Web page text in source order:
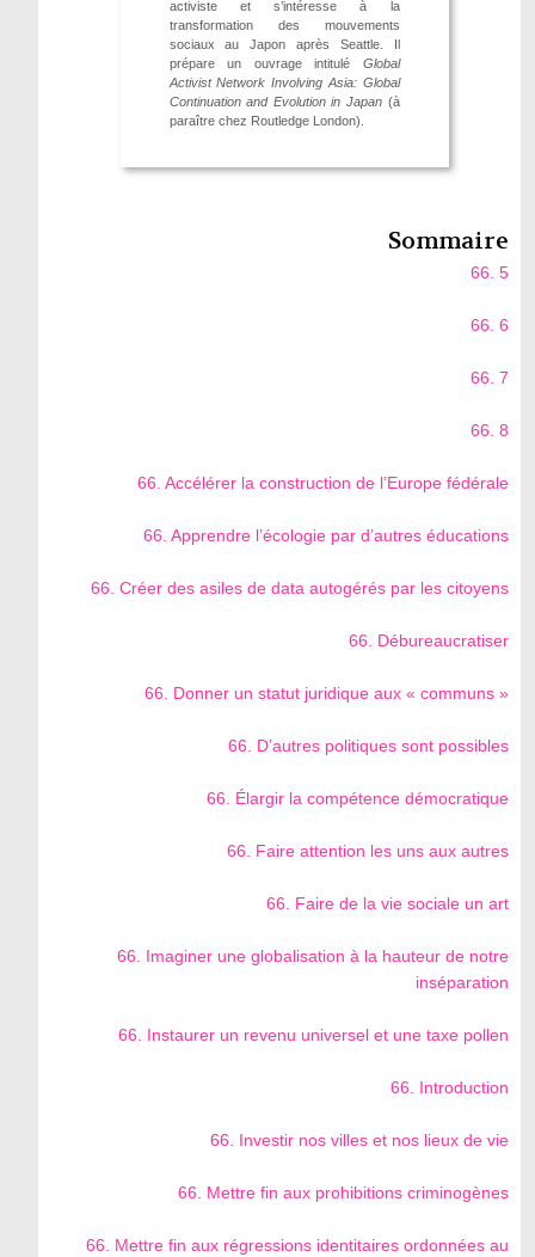
activiste et s’intéresse à la
transformation des mouvements
sociaux au Japon après Seattle. Il
prépare un ouvrage intitulé Global
Activist Network Involving Asia: Global
Continuation and Evolution in Japan(à
paraître chez Routledge London).
Sommaire
66. 5
66. 6
66. 7
66. 8
66. Accélérer la construction de l’Europe fédérale
66. Apprendre l’écologie par d’autres éducations
66. Créer des asiles de data autogérés par les citoyens
66. Débureaucratiser
66. Donner un statut juridique aux « communs »
66. D’autres politiques sont possibles
66. Élargir la compétence démocratique
66. Faire attention les uns aux autres
66. Faire de la vie sociale un art
66. Imaginer une globalisation à la hauteur de notre
inséparation
66. Instaurer un revenu universel et une taxe pollen
66. Introduction
66. Investir nos villes et nos lieux de vie
66. Mettre fin aux prohibitions criminogènes
66. Mettre fin aux régressions identitaires ordonnées au